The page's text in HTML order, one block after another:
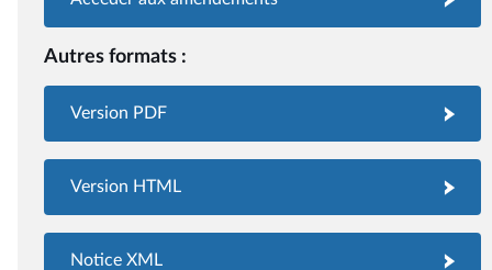
Autres formats :
Version PDF
Version HTML
Notice XML